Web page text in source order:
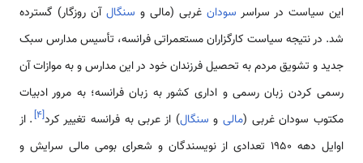
این سیاست در سراسر سودان غربی (مالی و سنگال آن روزگار) گسترده
شد. در نتیجه سیاست کارگزاران مستعمراتی فرانسه، تأسیس مدارس سبک
جدید و تشویق مردم به تحصیل فرزندان خود در این مدارس و به موازات آن
رسمی‌ کردن زبان رسمی ‌و اداری کشور به زبان فرانسه؛ به مرور ادبیات
مکتوب سودان غربی (مالیو سنگال) از عربی به فرانسه تغییر کرد[۴] . از
اوایل دهه 1950 تعدادی از نویسندگان و شعرای بومی ‌مالی سرایش و